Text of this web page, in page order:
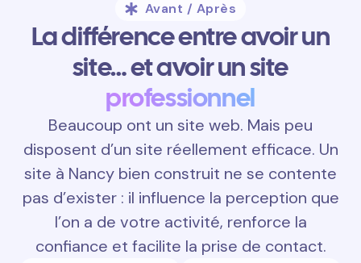
Avant / Après
La différence entre avoir un
site… et avoir un site
professionnel
Beaucoup ont un site web. Mais peu
disposent d’un site réellement efficace. Un
site à Nancy bien construit ne se contente
pas d’exister : il influence la perception que
l’on a de votre activité, renforce la
confiance et facilite la prise de contact.